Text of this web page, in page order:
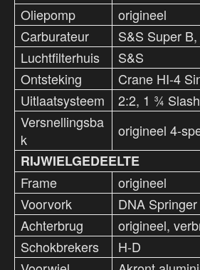
Oliepomp
origineel
Carburateur
S&S Super
Luchtfilterhuis
S&S
Ontsteking
Crane HI-4
Uitlaatsysteem
2:2, 1 ¾
Versnellingsba
k
origineel 4-
RIJWIELGEDEELTE
Frame
origineel
Voorvork
DNA Springer
Achterbrug
origineel,
Schokbrekers
H-D